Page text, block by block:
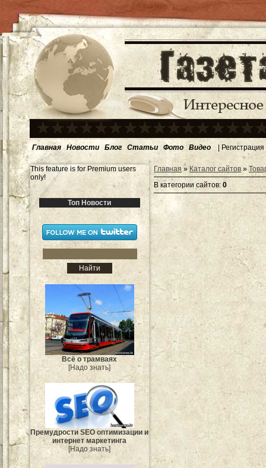
Главная Новости Блог Статьи Фото Видео | Регистрация
This feature is for Premium users
only!
Топ Новости
Всё о трамваях
[Надо знать]
Премудрости SEO оптимизации и
интернет маркетинга
[Надо знать]
Главная » Каталог сайтов »
В категории сайтов: 0